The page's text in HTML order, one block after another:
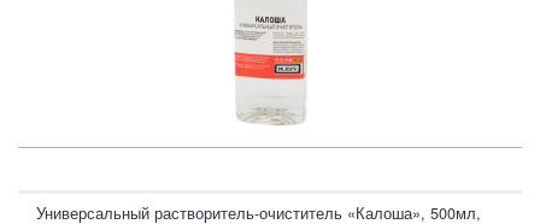
Универсальный растворитель-очиститель «Калоша», 500мл,